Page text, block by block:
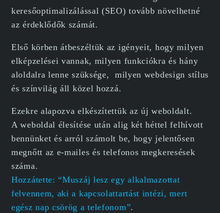
keresőoptimalizálással (SEO) tovább növelhetné
az érdeklődők számát.
Első körben átbeszéltük az igényeit, hogy milyen
elképzelései vannak, milyen funkciókra és hány
aloldalra lenne szüksége, milyen webdesign stílus
és színvilág áll közel hozzá.
Ezekre alapozva elkészítettük az új weboldalt.
A weboldal élesítése után alig két héttel felhívott
bennünket és arról számolt be, hogy jelentősen
megnőtt az e-mailes és telefonos megkeresések
száma.
Hozzátette: “Muszáj lesz egy alkalmazottat
felvennem, aki a kapcsolattartást intézi, mert
egész nap csörög a telefonom”.